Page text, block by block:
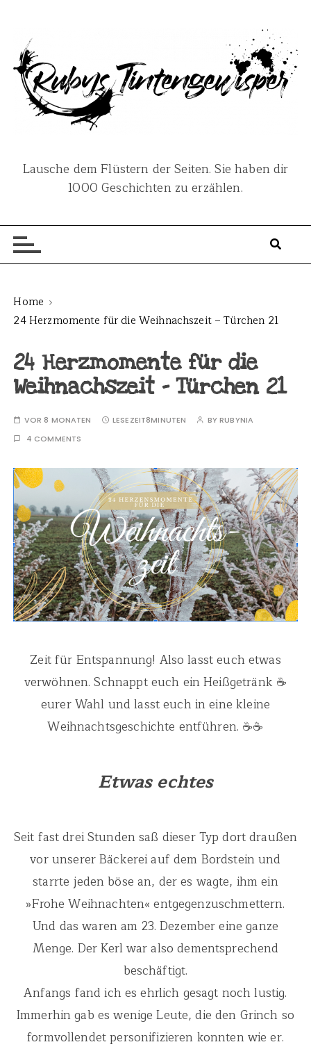
Lausche dem Flüstern der Seiten. Sie haben dir
1000 Geschichten zu erzählen.
Home
24 Herzmomente für die Weihnachszeit – Türchen 21
24 Herzmomente für die
Weihnachszeit – Türchen 21
VOR 8 MONATEN LESEZEIT8MINUTEN BYRUBYNIA
4 COMMENTS
Zeit für Entspannung! Also lasst euch etwas
verwöhnen. Schnappt euch ein Heißgetränk ☕
eurer Wahl und lasst euch in eine kleine
Weihnachtsgeschichte entführen. ☕☕
Etwas echtes
Seit fast drei Stunden saß dieser Typ dort draußen
vor unserer Bäckerei auf dem Bordstein und
starrte jeden böse an, der es wagte, ihm ein
»Frohe Weihnachten« entgegenzuschmettern.
Und das waren am 23. Dezember eine ganze
Menge. Der Kerl war also dementsprechend
beschäftigt.
Anfangs fand ich es ehrlich gesagt noch lustig.
Immerhin gab es wenige Leute, die den Grinch so
formvollendet personifizieren konnten wie er.